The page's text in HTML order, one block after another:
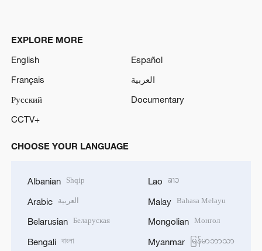
EXPLORE MORE
English
Español
Français
العربية
Русский
Documentary
CCTV+
CHOOSE YOUR LANGUAGE
Albanian Shqip
Arabic العربية
Belarusian Беларуская
Bengali বাংলা
Lao ລາວ
Malay Bahasa Melayu
Mongolian Монгол
Myanmar မြန်မာဘာသာ